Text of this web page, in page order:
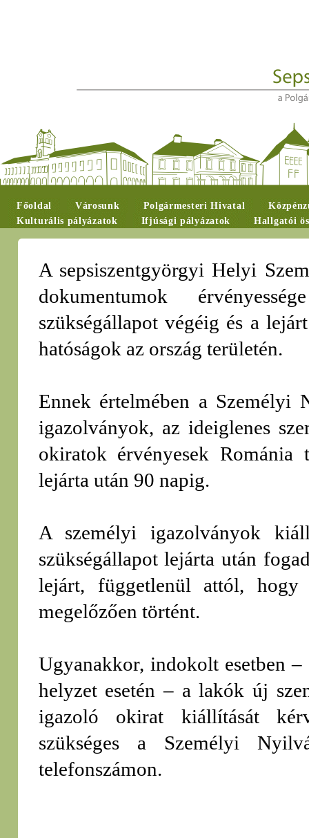
Főoldal Városunk Polgármesteri Hivatal
Kulturális pályázatok
Ifjúsági pályázatok Hallgatói
A sepsiszentgyörgyi Helyi
dokumentumok
szükségállapot végéig és a
hatóságok az ország területén.
Ennek értelmében a
igazolványok, az ideiglenes
okiratok érvényesek Románia
lejárta után 90 napig.
A személyi igazolványok
szükségállapot lejárta után
lejárt, függetlenül attól,
megelőzően történt.
Ugyanakkor, indokolt esetben –
helyzet esetén – a lakók új
igazoló okirat kiállítását
szükséges a Személyi
telefonszámon.